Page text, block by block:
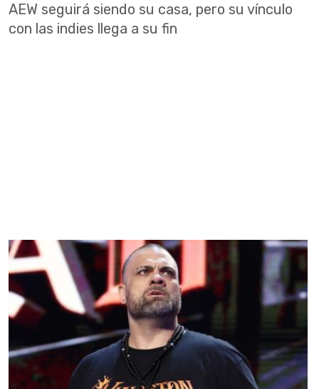
AEW seguirá siendo su casa, pero su vínculo
con las indies llega a su fin